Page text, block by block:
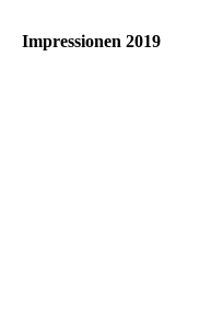
Impressionen 2019